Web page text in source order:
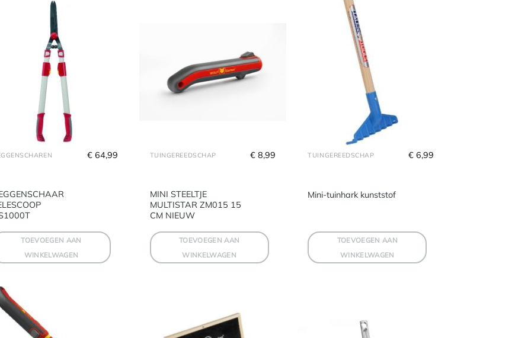
€ 64,99
TOEVOEGEN AAN
WINKELWAGEN
TUINGEREEDSCHAP
MINI STEELTJE
MULTISTAR ZM015 15
CM NIEUW
€ 8,99
TOEVOEGEN AAN
WINKELWAGEN
TUINGEREEDSCHAP
Mini-tuinhark kunststof
€ 6,99
TOEVOEGEN AAN
WINKELWAGEN